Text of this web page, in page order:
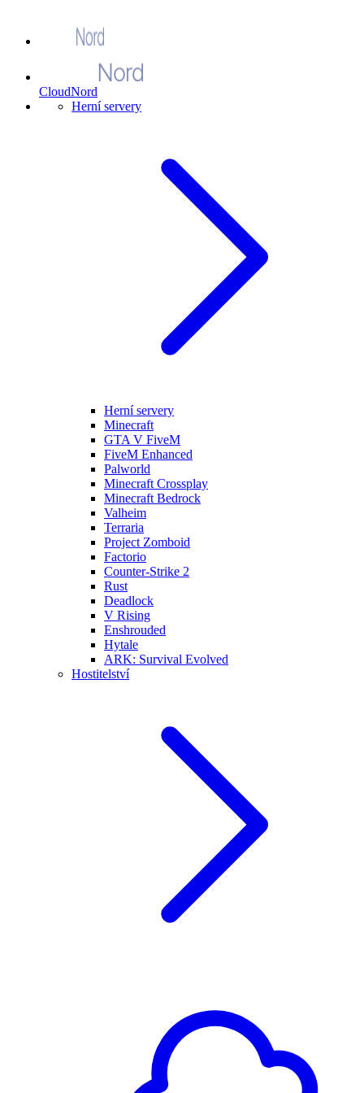
CloudNord
Herní servery
Herní servery
Minecraft
GTA V FiveM
FiveM Enhanced
Palworld
Minecraft Crossplay
Minecraft Bedrock
Valheim
Terraria
Project Zomboid
Factorio
Counter-Strike 2
Rust
Deadlock
V Rising
Enshrouded
Hytale
ARK: Survival Evolved
Hostitelství